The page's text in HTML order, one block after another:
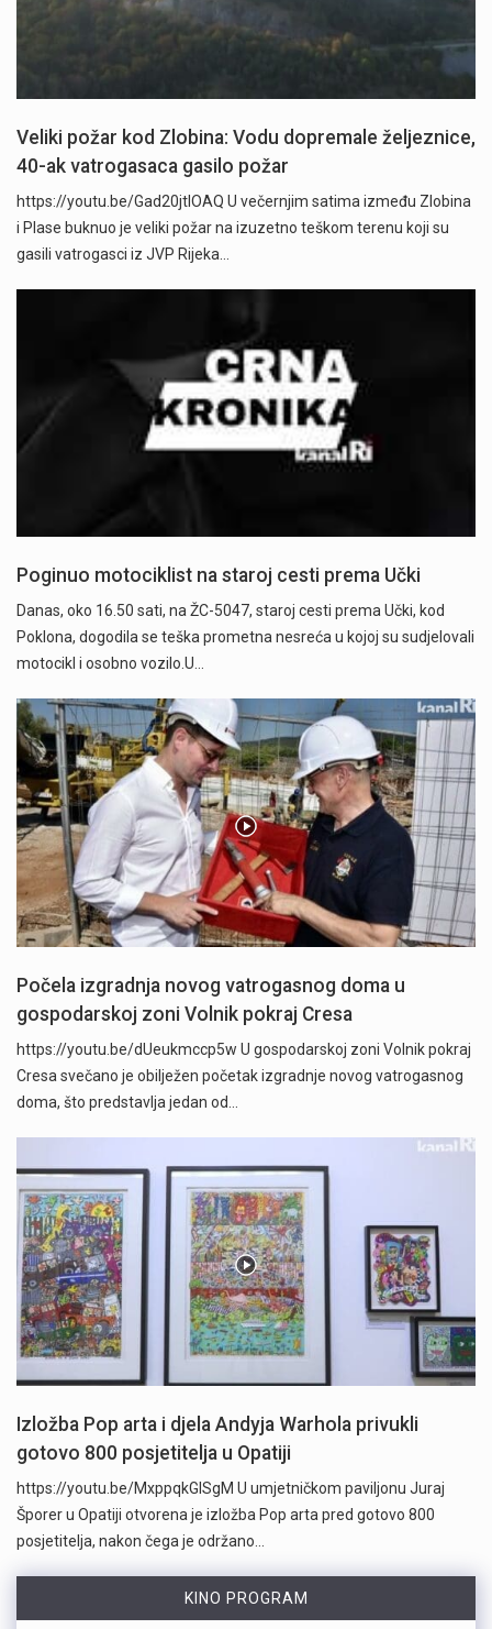
Veliki požar kod Zlobina: Vodu dopremale željeznice,
40-ak vatrogasaca gasilo požar
https://youtu.be/Gad20jtIOAQ U večernjim satima između Zlobina
i Plase buknuo je veliki požar na izuzetno teškom terenu koji su
gasili vatrogasci iz JVP Rijeka…
Poginuo motociklist na staroj cesti prema Učki
Danas, oko 16.50 sati, na ŽC-5047, staroj cesti prema Učki, kod
Poklona, dogodila se teška prometna nesreća u kojoj su sudjelovali
motocikl i osobno vozilo.U…
Počela izgradnja novog vatrogasnog doma u
gospodarskoj zoni Volnik pokraj Cresa
https://youtu.be/dUeukmccp5w U gospodarskoj zoni Volnik pokraj
Cresa svečano je obilježen početak izgradnje novog vatrogasnog
doma, što predstavlja jedan od…
Izložba Pop arta i djela Andyja Warhola privukli
gotovo 800 posjetitelja u Opatiji
https://youtu.be/MxppqkGISgM U umjetničkom paviljonu Juraj
Šporer u Opatiji otvorena je izložba Pop arta pred gotovo 800
posjetitelja, nakon čega je održano…
KINO PROGRAM